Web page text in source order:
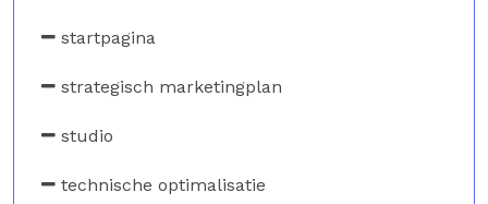
startpagina
strategisch marketingplan
studio
technische optimalisatie